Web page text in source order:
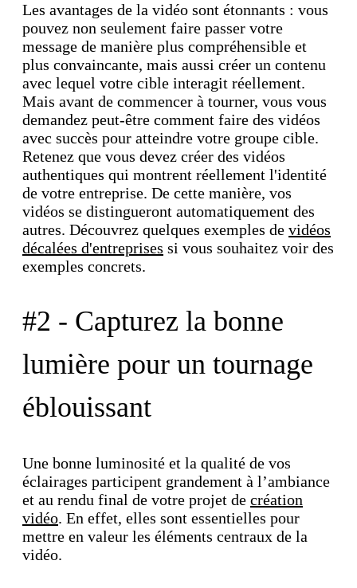
Les avantages de la vidéo sont étonnants : vous
pouvez non seulement faire passer votre
message de manière plus compréhensible et
plus convaincante, mais aussi créer un contenu
avec lequel votre cible interagit réellement.
Mais avant de commencer à tourner, vous vous
demandez peut-être comment faire des vidéos
avec succès pour atteindre votre groupe cible.
Retenez que vous devez créer des vidéos
authentiques qui montrent réellement l'identité
de votre entreprise. De cette manière, vos
vidéos se distingueront automatiquement des
autres. Découvrez quelques exemples de vidéos
décalées d'entreprises si vous souhaitez voir des
exemples concrets.
#2 - Capturez la bonne
lumière pour un tournage
éblouissant
Une bonne luminosité et la qualité de vos
éclairages participent grandement à l’ambiance
et au rendu final de votre projet de création
vidéo. En effet, elles sont essentielles pour
mettre en valeur les éléments centraux de la
vidéo.